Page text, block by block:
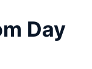
Day